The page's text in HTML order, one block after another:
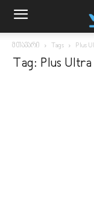
მთავარი Tags Plus
Tag: Plus